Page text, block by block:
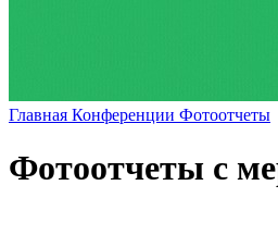
Главная Конференции Фотоотчеты
Фотоотчеты с